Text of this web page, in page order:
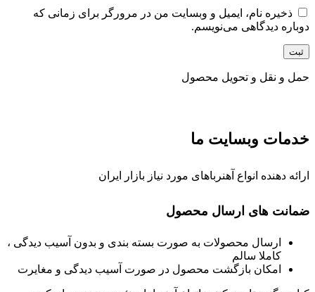
ذخیره نام، ایمیل و وبسایت من در مرورگر برای زمانی که
دوباره دیدگاهی می‌نویسم.
حمل و نقل و تحویل محصول
خدمات وبسایت ما
ارائه دهنده انواع آهنرباهای مورد نیاز بازار ایران
ضمانت های ارسال محصول
ارسال محصولات به صورت بسته بندی و بدون آسیب دیدگی ،
کاملا سالم
امکان بازگشت محصول در صورت آسیب دیدگی و مغایرت